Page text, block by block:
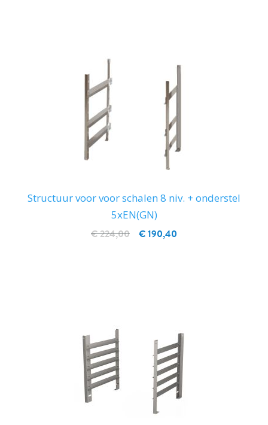
Structuur voor voor schalen 8 niv. + onderstel
5xEN(GN)
€ 190,40
€ 224,00